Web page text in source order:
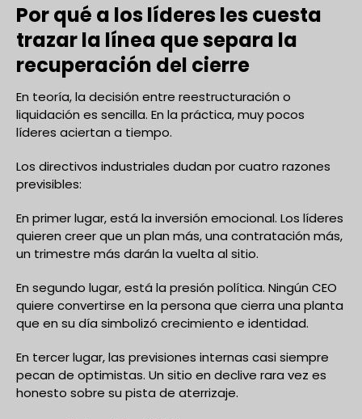
Por qué a los líderes les cuesta
trazar la línea que separa la
recuperación del cierre
En teoría, la decisión entre reestructuración o
liquidación es sencilla. En la práctica, muy pocos
líderes aciertan a tiempo.
Los directivos industriales dudan por cuatro razones
previsibles:
En primer lugar, está la inversión emocional. Los líderes
quieren creer que un plan más, una contratación más,
un trimestre más darán la vuelta al sitio.
En segundo lugar, está la presión política. Ningún CEO
quiere convertirse en la persona que cierra una planta
que en su día simbolizó crecimiento e identidad.
En tercer lugar, las previsiones internas casi siempre
pecan de optimistas. Un sitio en declive rara vez es
honesto sobre su pista de aterrizaje.